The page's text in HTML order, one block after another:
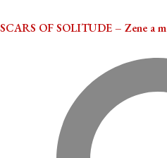
SCARS OF SOLITUDE – Zene a